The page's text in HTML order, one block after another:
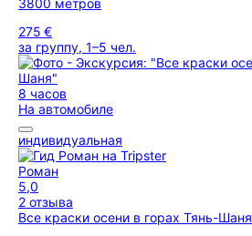
3800 метров
275 €
за группу, 1–5 чел.
8 часов
На автомобиле
индивидуальная
Роман
5,0
2 отзыва
Все краски осени в горах Тянь-Шаня